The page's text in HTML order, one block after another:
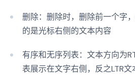
删除：删除时，删除前一个字
的是光标右侧的文本内容
有序和无序列表：文本方向为
表展示在文字右侧，反之LTR文